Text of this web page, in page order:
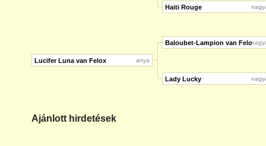
Lucifer Luna van Felox anya
Haiti Rouge
Baloubet-Lampion van Felo
Lady Lucky
Ajánlott hirdetések